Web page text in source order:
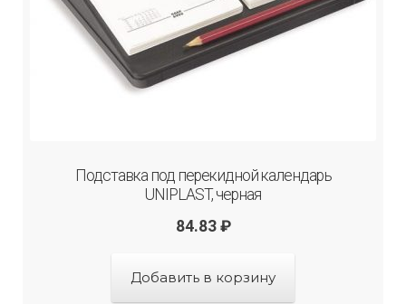
Подставка под перекидной календарь
UNIPLAST, черная
84.83 ₽
Добавить в корзину